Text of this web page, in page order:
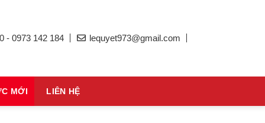
- 0973 142 184 lequyet973@gmail.com
MỚI LIÊN HỆ